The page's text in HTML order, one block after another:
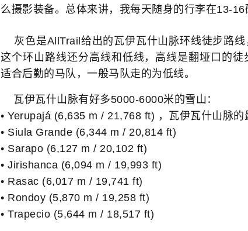
么摄影装备。总体来讲，我每天随身的行李在13-16
灰色是AllTrail给出的瓦伊瓦什山脉环线徒步路
这个环山路线还分高线和低线，高线是翻垭口的
适合后勤的马队，一般马队走的为低线。
瓦伊瓦什山脉有好多5000-6000米的雪山：
• Yerupajá (6,635 m / 21,768 ft) ，瓦伊瓦什山脉的
• Siula Grande (6,344 m / 20,814 ft)
• Sarapo (6,127 m / 20,102 ft)
• Jirishanca (6,094 m / 19,993 ft)
• Rasac (6,017 m / 19,741 ft)
• Rondoy (5,870 m / 19,258 ft)
• Trapecio (5,644 m / 18,517 ft)